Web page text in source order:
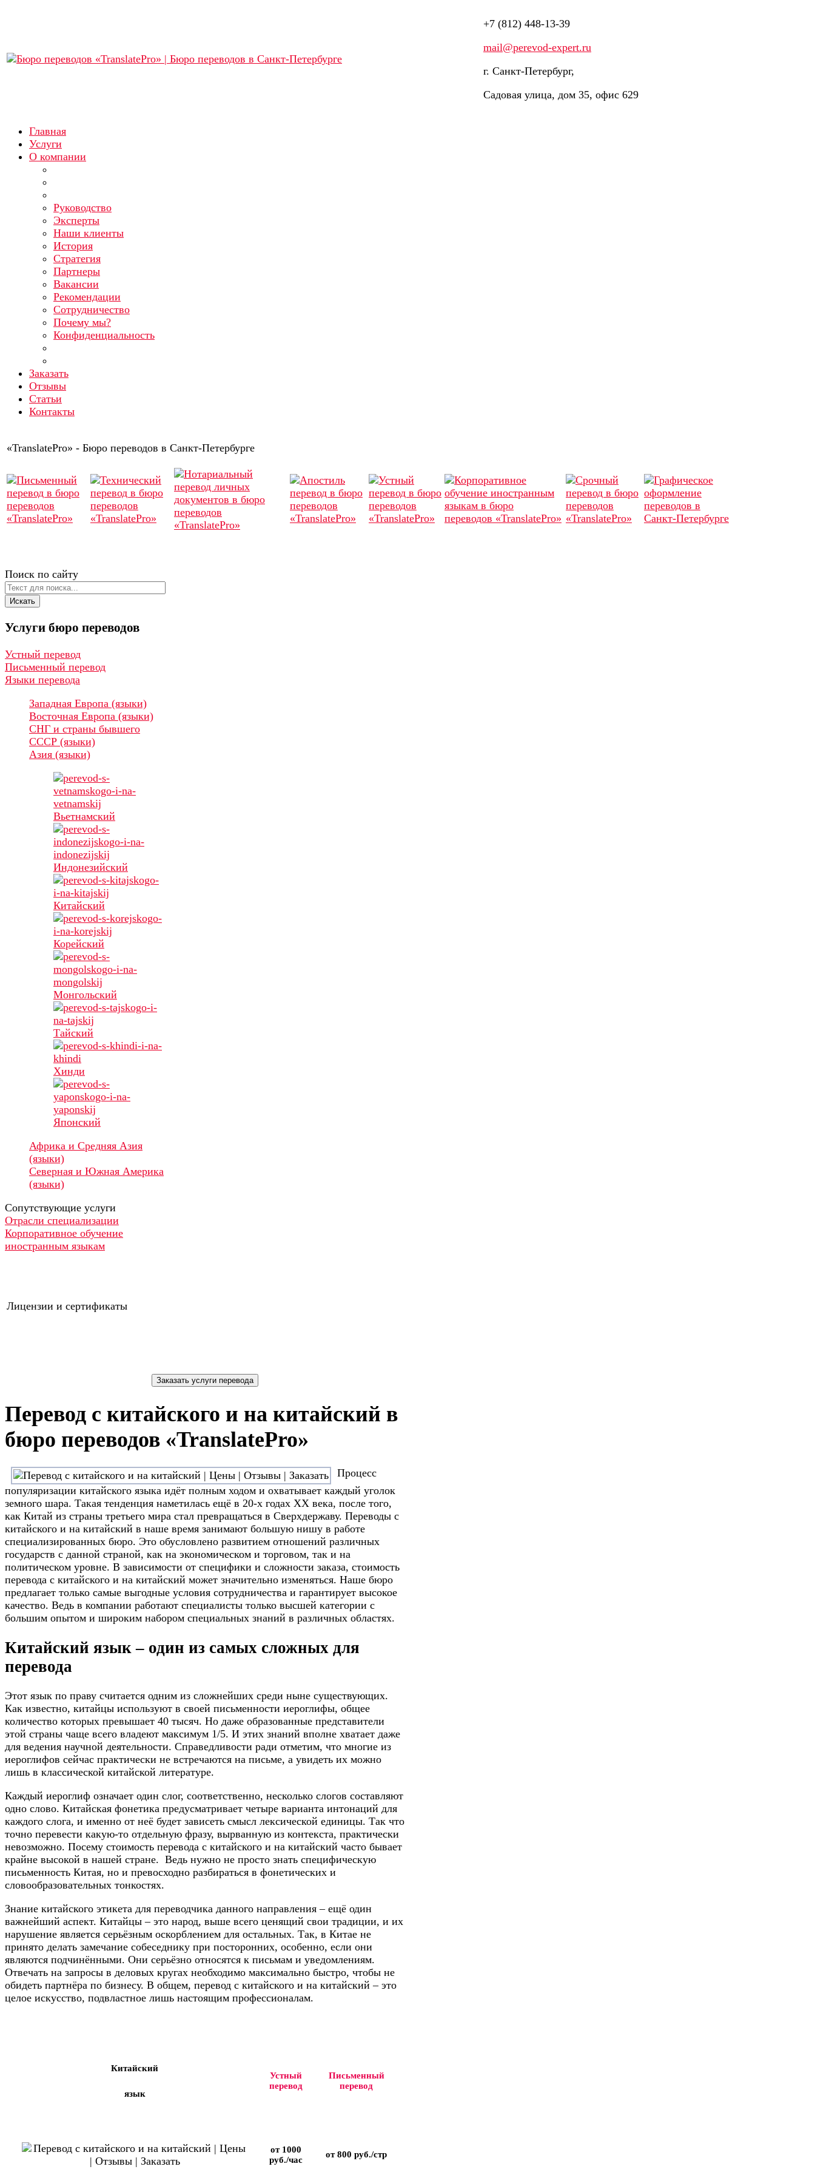
+7 (812) 448-13-39
mail@perevod-expert.ru
г. Санкт-Петербург,
Садовая улица, дом 35, офис 629
Главная
Услуги
О компании
Руководство
Эксперты
Наши клиенты
История
Стратегия
Партнеры
Вакансии
Рекомендации
Сотрудничество
Почему мы?
Конфиденциальность
Заказать
Отзывы
Статьи
Контакты
«TranslatePro» - Бюро переводов в Санкт-Петербурге
Поиск по сайту
Искать
Услуги бюро переводов
Устный перевод
Письменный перевод
Языки перевода
Западная Европа (языки)
Восточная Европа (языки)
СНГ и страны бывшего
СССР (языки)
Азия (языки)
Вьетнамский
Индонезийский
Китайский
Корейский
Монгольский
Тайский
Хинди
Японский
Африка и Средняя Азия
(языки)
Северная и Южная Америка
(языки)
Сопутствующие услуги
Отрасли специализации
Корпоративное обучение
иностранным языкам
Лицензии и сертификаты
Перевод с китайского и на китайский в
бюро переводов «TranslatePro»
Процесс
популяризации китайского языка идёт полным ходом и охватывает каждый уголок
земного шара. Такая тенденция наметилась ещё в 20-х годах ХХ века, после того,
как Китай из страны третьего мира стал превращаться в Сверхдержаву. Переводы с
китайского и на китайский в наше время занимают большую нишу в работе
специализированных бюро. Это обусловлено развитием отношений различных
государств с данной страной, как на экономическом и торговом, так и на
политическом уровне. В зависимости от специфики и сложности заказа, стоимость
перевода с китайского и на китайский может значительно изменяться. Наше бюро
предлагает только самые выгодные условия сотрудничества и гарантирует высокое
качество. Ведь в компании работают специалисты только высшей категории с
большим опытом и широким набором специальных знаний в различных областях.
Китайский язык – один из самых сложных для
перевода
Этот язык по праву считается одним из сложнейших среди ныне существующих.
Как известно, китайцы используют в своей письменности иероглифы, общее
количество которых превышает 40 тысяч. Но даже образованные представители
этой страны чаще всего владеют максимум 1/5. И этих знаний вполне хватает даже
для ведения научной деятельности. Справедливости ради отметим, что многие из
иероглифов сейчас практически не встречаются на письме, а увидеть их можно
лишь в классической китайской литературе.
Каждый иероглиф означает один слог, соответственно, несколько слогов составляют
одно слово. Китайская фонетика предусматривает четыре варианта интонаций для
каждого слога, и именно от неё будет зависеть смысл лексической единицы. Так что
точно перевести какую-то отдельную фразу, вырванную из контекста, практически
невозможно. Посему стоимость перевода с китайского и на китайский часто бывает
крайне высокой в нашей стране. Ведь нужно не просто знать специфическую
письменность Китая, но и превосходно разбираться в фонетических и
словообразовательных тонкостях.
Знание китайского этикета для переводчика данного направления – ещё один
важнейший аспект. Китайцы – это народ, выше всего ценящий свои традиции, и их
нарушение является серьёзным оскорблением для остальных. Так, в Китае не
принято делать замечание собеседнику при посторонних, особенно, если они
являются подчинёнными. Они серьёзно относятся к письмам и уведомлениям.
Отвечать на запросы в деловых кругах необходимо максимально быстро, чтобы не
обидеть партнёра по бизнесу. В общем, перевод с китайского и на китайский – это
целое искусство, подвластное лишь настоящим профессионалам.
Китайский
язык
Устный
перевод
Письменный
перевод
от 1000
руб./час
от 800 руб./стр